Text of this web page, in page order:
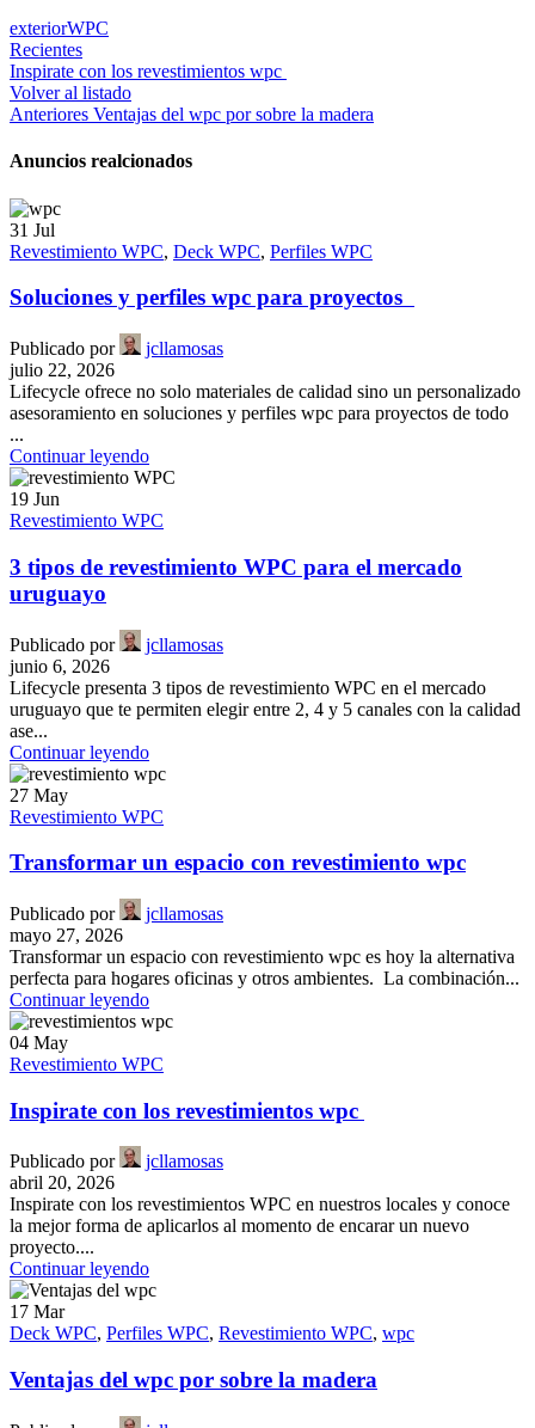
exteriorWPC
Recientes
Inspirate con los revestimientos wpc
Volver al listado
Anteriores Ventajas del wpc por sobre la madera
Anuncios realcionados
31 Jul
Revestimiento WPC, Deck WPC, Perfiles WPC
Soluciones y perfiles wpc para proyectos
Publicado por
jcllamosas
julio 22, 2026
Lifecycle ofrece no solo materiales de calidad sino un personalizado
asesoramiento en soluciones y perfiles wpc para proyectos de todo
...
Continuar leyendo
19 Jun
Revestimiento WPC
3 tipos de revestimiento WPC para el mercado
uruguayo
Publicado por
jcllamosas
junio 6, 2026
Lifecycle presenta 3 tipos de revestimiento WPC en el mercado
uruguayo que te permiten elegir entre 2, 4 y 5 canales con la calidad
ase...
Continuar leyendo
27 May
Revestimiento WPC
Transformar un espacio con revestimiento wpc
Publicado por
jcllamosas
mayo 27, 2026
Transformar un espacio con revestimiento wpc es hoy la alternativa
perfecta para hogares oficinas y otros ambientes. La combinación...
Continuar leyendo
04 May
Revestimiento WPC
Inspirate con los revestimientos wpc
Publicado por
jcllamosas
abril 20, 2026
Inspirate con los revestimientos WPC en nuestros locales y conoce
la mejor forma de aplicarlos al momento de encarar un nuevo
proyecto....
Continuar leyendo
17 Mar
Deck WPC, Perfiles WPC, Revestimiento WPC, wpc
Ventajas del wpc por sobre la madera